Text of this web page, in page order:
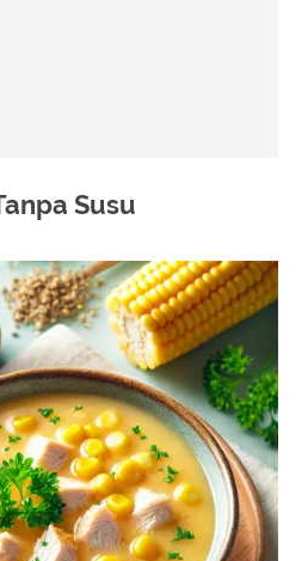
Susu